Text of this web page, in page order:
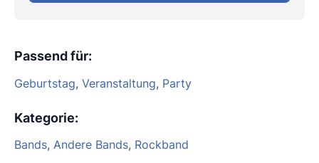
Passend für:
Geburtstag, Veranstaltung, Party
Kategorie:
Bands, Andere Bands, Rockband